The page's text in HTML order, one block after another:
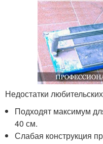
Недостатки
Подходят максимум
40 см.
Слабая конструкция